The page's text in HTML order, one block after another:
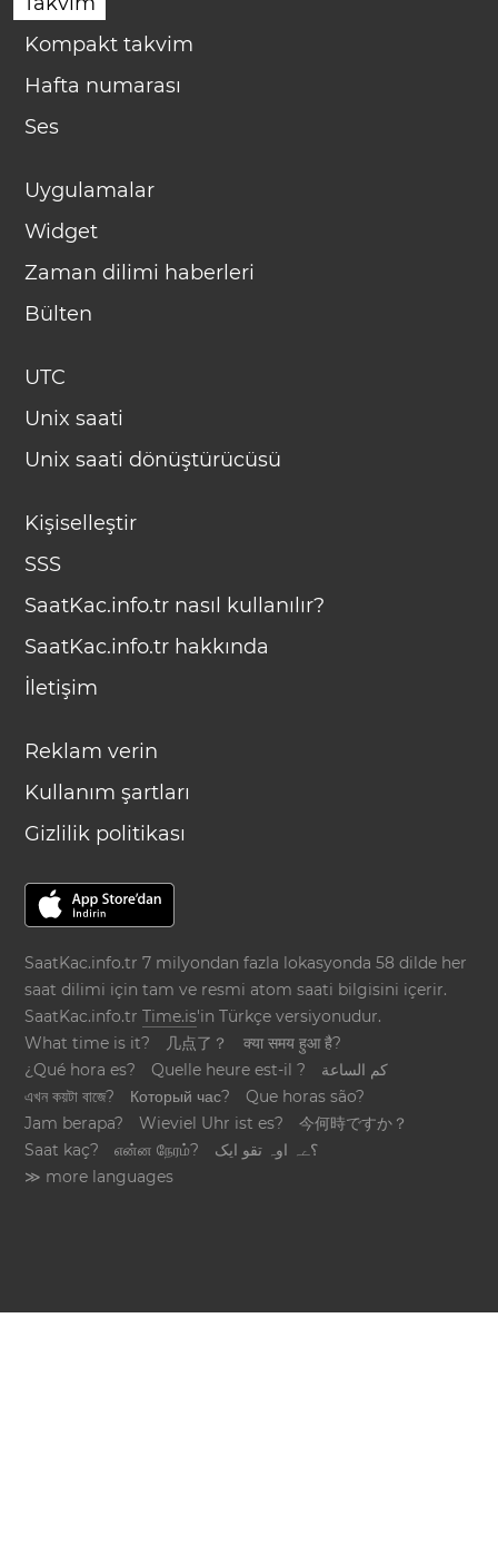
Kompakt takvim
Hafta numarası
Ses
Uygulamalar
Widget
Zaman dilimi haberleri
Bülten
UTC
Unix saati
Unix saati dönüştürücüsü
Kişiselleştir
SSS
SaatKac.info.tr nasıl kullanılır?
SaatKac.info.tr hakkında
İletişim
Reklam verin
Kullanım şartları
Gizlilik politikası
SaatKac.info.tr 7 milyondan fazla lokasyonda 58 dilde her
saat dilimi için tam ve resmi atom saati bilgisini içerir.
SaatKac.info.trTime.is'in Türkçe versiyonudur.
What time is it?
几点了？
क्या समय हुआ है?
¿Qué hora es?
Quelle heure est-il ?
كم الساعة
এখন কয়টা বাজে?
Который час?
Que horas são?
Jam berapa?
Wieviel Uhr ist es?
今何時ですか？
Saat kaç?
என்ன நேரம்?
؟ےہ اوہ تقو ایک
≫ more languages